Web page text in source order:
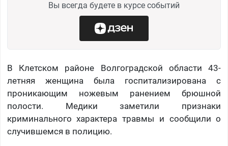
Вы всегда будете в курсе событий
В Клетском районе Волгоградской области 43-
летняя женщина была госпитализирована с
проникающим ножевым ранением брюшной
полости. Медики заметили признаки
криминального характера травмы и сообщили о
случившемся в полицию.